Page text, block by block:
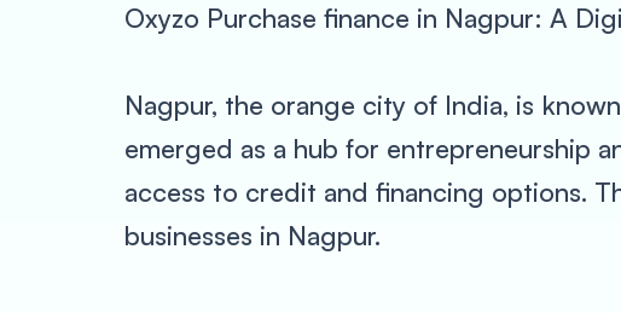
Oxyzo Purchase finance in Nagpur: A
Nagpur, the orange city of India, is
emerged as a hub for entrepreneurship
access to credit and financing options.
businesses in Nagpur.